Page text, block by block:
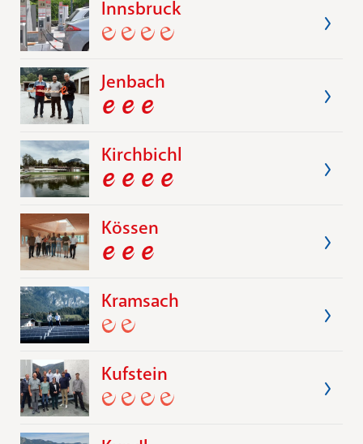
Innsbruck
Jenbach
Kirchbichl
Kössen
Kramsach
Kufstein